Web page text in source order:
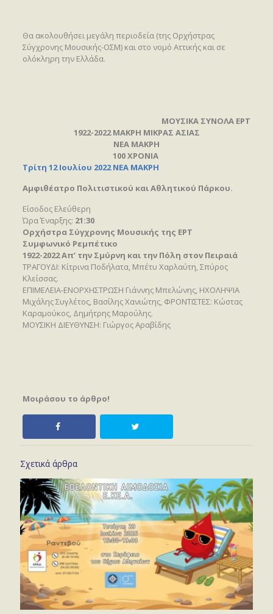
Θα ακολουθήσει μεγάλη περιοδεία (της Ορχήστρας
Σύγχρονης Μουσικής-ΟΣΜ) και στο νομό Αττικής και σε
ολόκληρη την Ελλάδα.
ΜΟΥΣΙΚΑ ΣΥΝΟΛΑ ΕΡΤ
1922-2022 ΜΑΚΡΗ ΜΙΚΡΑΣ ΑΣΙΑΣ
ΝΕΑ ΜΑΚΡΗ
100 ΧΡΟΝΙΑ
Τρίτη 12 Ιουλίου 2022 ΝΕΑ ΜΑΚΡΗ
Αμφιθέατρο Πολιτιστικού και Αθλητικού Πάρκου.
Είσοδος Ελεύθερη
Ώρα Έναρξης: 21:30
Ορχήστρα Σύγχρονης Μουσικής της ΕΡΤ
Συμφωνικό Ρεμπέτικο
1922-2022 Απ’ την Σμύρνη και την Πόλη στον Πειραιά
ΤΡΑΓΟΥΔΙ: Κίτρινα Ποδήλατα, Μπέτυ Χαρλαύτη, Σπύρος
Κλείσσας.
ΕΠΙΜΕΛΕΙΑ-ΕΝΟΡΧΗΣΤΡΩΣΗ Γιάννης Μπελώνης, ΗΧΟΛΗΨΙΑ
Μιχάλης Συγλέτος, Βασίλης Χανιώτης, ΦΡΟΝΤΙΣΤΕΣ: Κώστας
Καραμούκος, Δημήτρης Μαρούλης.
ΜΟΥΣΙΚΗ ΔΙΕΥΘΥΝΣΗ: Γιώργος Αραβίδης
Μοιράσου το άρθρο!
Σχετικά άρθρα